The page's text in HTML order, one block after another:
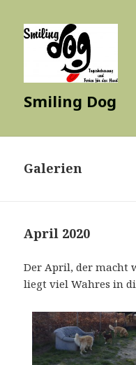
Smiling Dog
Galerien
April 2020
Der April, der macht
liegt viel Wahres in